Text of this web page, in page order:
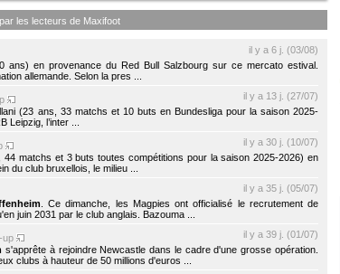
les lecteurs de Maxifoot
il y a 6 j. (03/08)
ans) en provenance du Red Bull Salzbourg sur ce mercato estival.
allemande. Selon la pres ...
il y a 13 j. (27/07)
(23 ans, 33 matchs et 10 buts en Bundesliga pour la saison 2025-
l’inter ...
il y a 30 j. (10/07)
44 matchs et 3 buts toutes compétitions pour la saison 2025-2026) en
du club bruxellois, le milieu ...
il y a 35 j. (05/07)
. Ce dimanche, les Magpies ont officialisé le recrutement de
juin 2031 par le club anglais. Bazouma ...
up
il y a 39 j. (01/07)
s'apprête à rejoindre Newcastle dans le cadre d'une grosse opération.
clubs à hauteur de 50 millions d'euros ...